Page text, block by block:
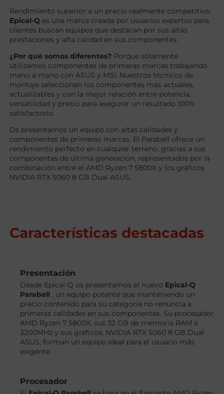
Rendimiento superior a un precio realmente competitivo.
Epical-Q es una marca creada por usuarios expertos para
clientes buscan equipos que destacan por sus altas
prestaciones y alta calidad en sus componentes.
¿Por qué somos diferentes? Porque solamente
utilizamos componentes de primeras marcas trabajando
mano a mano con ASUS y MSI. Nuestros técnicos de
montaje seleccionan los componentes más actuales,
actualizables y con la mejor relación entre potencia,
versatilidad y precio para asegurar un resultado 100%
satisfactorio.
Os presentamos un equipo con altas calidades y
componentes de primeras marcas. El Parabell ofrece un
rendimiento perfecto en cualquier terreno, gracias a sus
componentes de última generación, representados por la
combinación entre el AMD Ryzen 7 5800X y los gráficos
NVIDIA RTX 5060 8 GB Dual ASUS.
Características destacadas
Presentación
Desde Epical-Q os presentamos el nuevo Epical-Q
Parabell , un equipo potente que manteniendo un
precio contenido para su categoría no renuncia a
primeras calidades en sus componentes. Su procesador
AMD Ryzen 7 5800X, sus 32 GB de memoria RAM a
3200MHz y sus gráficos, NVIDIA RTX 5060 8 GB Dual
ASUS, forman un equipo ideal para el usuario más
exigente.
Procesador